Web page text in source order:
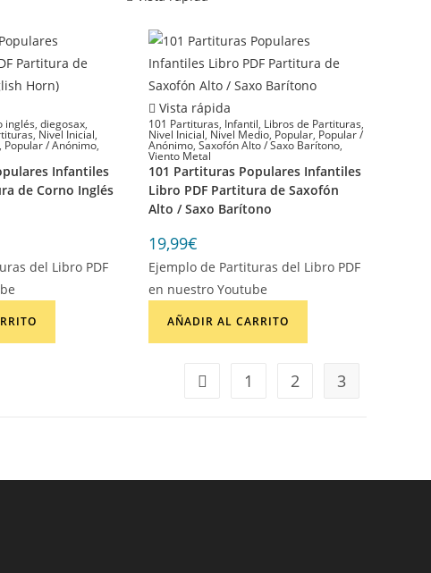
inglés, diegosax,
,Nivel Inicial,
Popular / Anónimo,
Infantiles
de Corno Inglés
del Libro PDF
Vista rápida
101 Partituras, Infantil, Libros de Partituras,
Nivel Inicial, Nivel Medio, Popular, Popular /
Anónimo, Saxofón Alto / Saxo Barítono,
Viento Metal
101 Partituras Populares Infantiles
Libro PDF Partitura de Saxofón
Alto / Saxo Barítono
19,99€
Ejemplo de Partituras del Libro PDF
en nuestro Youtube
AÑADIR AL CARRITO
1 2 3